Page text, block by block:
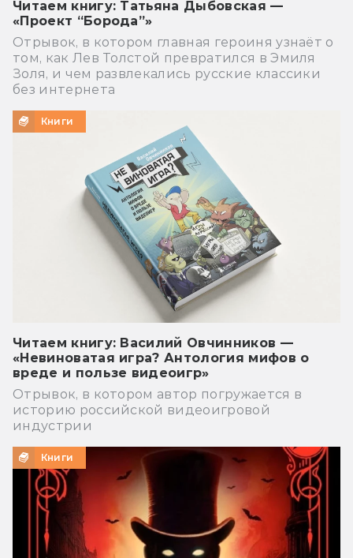
Читаем книгу: Татьяна Дыбовская —
«Проект “Борода”»
Отрывок, в котором главная героиня узнаёт о
том, как Лев Толстой превратился в Эмиля
Золя, и чем развлекались русские классики
без интернета
Книги
Читаем книгу: Василий Овчинников —
«Невиноватая игра? Антология мифов о
вреде и пользе видеоигр»
Отрывок, в котором автор погружается в
историю российской видеоигровой
индустрии
Книги